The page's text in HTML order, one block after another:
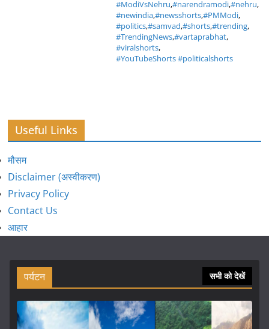
#ModiVsNehru,#narendramodi,#nehru,
#newindia,#newsshorts,#PMModi,
#politics,#samvad,#shorts,#trending,
#TrendingNews,#vartaprabhat,
#viralshorts,
#YouTubeShorts #politicalshorts
Useful Links
मौसम
Disclaimer (अस्वीकरण)
Privacy Policy
Contact Us
आहार
पर्यटन सभी को देखें